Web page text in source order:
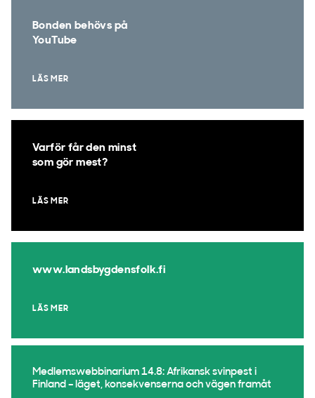
Bonden behövs på
YouTube
LÄS MER
Varför får den minst
som gör mest?
LÄS MER
www.landsbygdensfolk.fi
LÄS MER
Medlemswebbinarium 14.8: Afrikansk svinpest i
Finland – läget, konsekvenserna och vägen framåt